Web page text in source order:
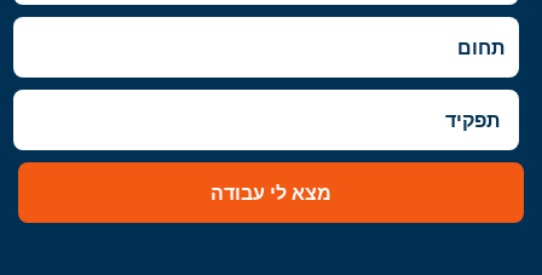
מצא לי עבודה